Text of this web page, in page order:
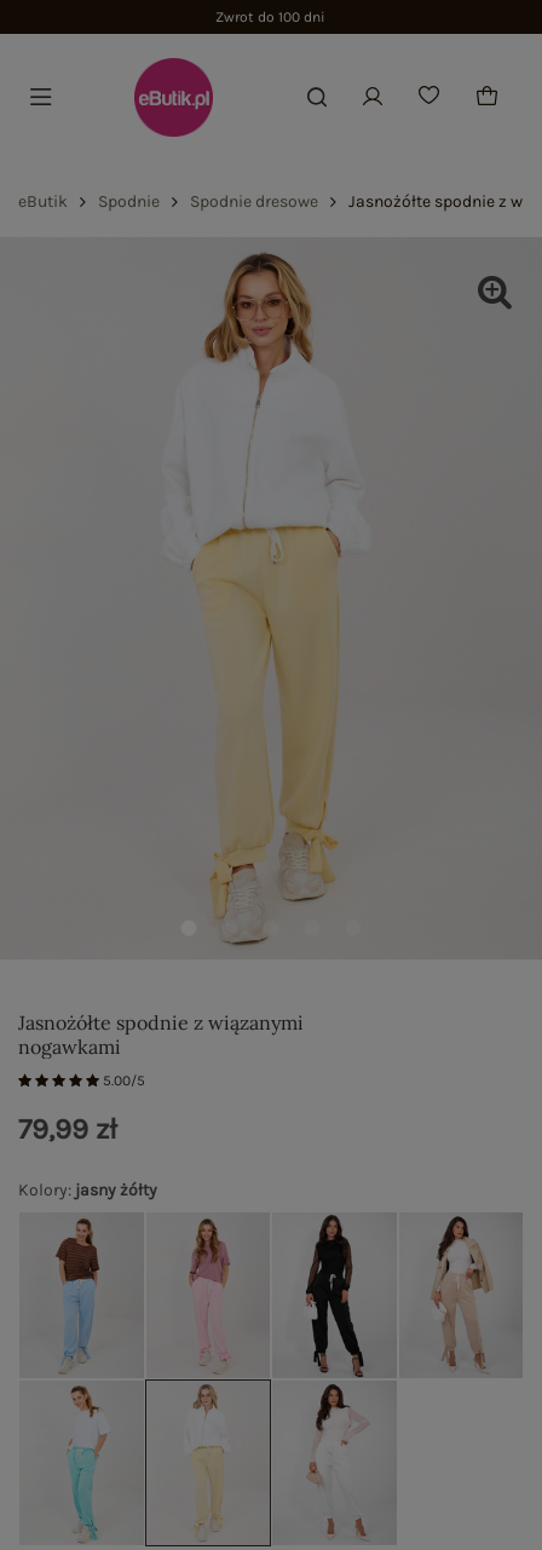
Zwrot do 100 dni
eButik Spodnie Spodnie dresowe Jasnożółte spodnie z
Jasnożółte spodnie z wiązanymi
nogawkami
5.00/5
Kolory: jasny żółty
79,99 zł